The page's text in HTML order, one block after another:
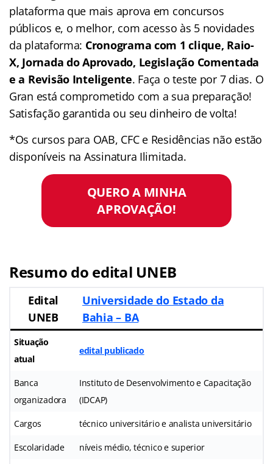
plataforma que mais aprova em concursos
públicos e, o melhor, com acesso às 5 novidades
da plataforma: Cronograma com 1 clique, Raio-
X, Jornada do Aprovado, Legislação Comentada
e a Revisão Inteligente. Faça o teste por 7 dias. O
Gran está comprometido com a sua preparação!
Satisfação garantida ou seu dinheiro de volta!
*Os cursos para OAB, CFC e Residências não estão
disponíveis na Assinatura Ilimitada.
QUERO A MINHA
APROVAÇÃO!
Resumo do edital UNEB
Edital
UNEB
Universidade do Estado da
Bahia – BA
Situação
atual
edital publicado
Banca
organizadora
Instituto de Desenvolvimento e Capacitação
(IDCAP)
Cargos técnico universitário e analista universitário
Escolaridade níveis médio, técnico e superior